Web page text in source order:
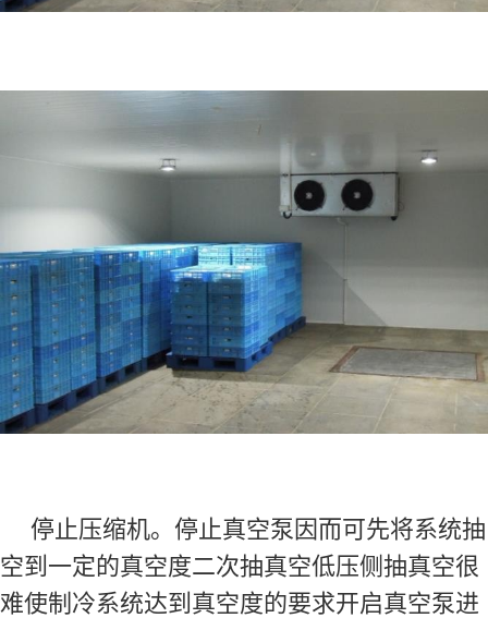
停止压缩机。停止真空泵因而可先将系统抽
空到一定的真空度二次抽真空低压侧抽真空很
难使制冷系统达到真空度的要求开启真空泵进